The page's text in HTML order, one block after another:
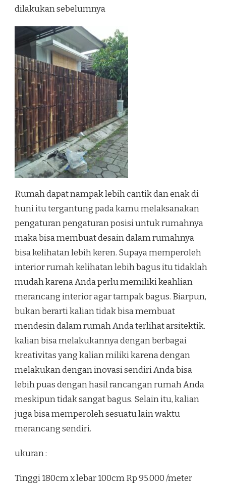
dilakukan sebelumnya
Rumah dapat nampak lebih cantik dan enak di
huni itu tergantung pada kamu melaksanakan
pengaturan pengaturan posisi untuk rumahnya
maka bisa membuat desain dalam rumahnya
bisa kelihatan lebih keren. Supaya memperoleh
interior rumah kelihatan lebih bagus itu tidaklah
mudah karena Anda perlu memiliki keahlian
merancang interior agar tampak bagus. Biarpun,
bukan berarti kalian tidak bisa membuat
mendesin dalam rumah Anda terlihat arsitektik.
kalian bisa melakukannya dengan berbagai
kreativitas yang kalian miliki karena dengan
melakukan dengan inovasi sendiri Anda bisa
lebih puas dengan hasil rancangan rumah Anda
meskipun tidak sangat bagus. Selain itu, kalian
juga bisa memperoleh sesuatu lain waktu
merancang sendiri.
ukuran :
Tinggi 180cm x lebar 100cm Rp 95.000 /meter